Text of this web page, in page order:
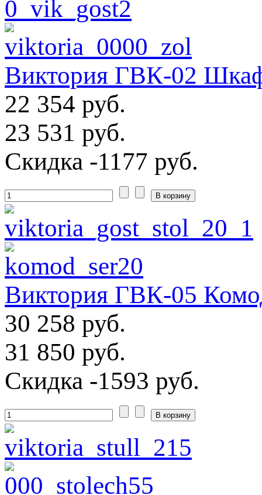
Виктория ГВК-02
22 354 руб.
23 531 руб.
Скидка -1177 руб.
Виктория ГВК-05
30 258 руб.
31 850 руб.
Скидка -1593 руб.